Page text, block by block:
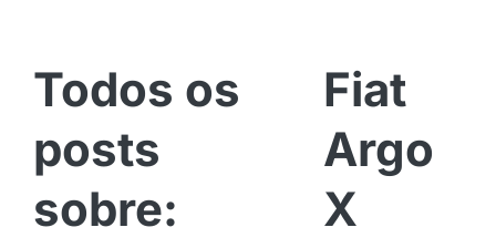
Fiat
Argo
X